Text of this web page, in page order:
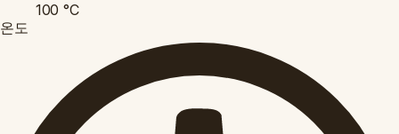
100 °C
온도